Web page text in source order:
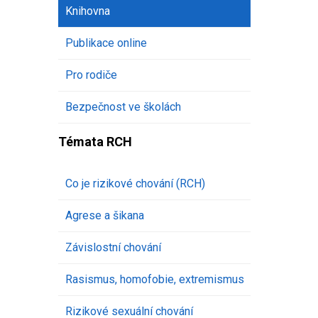
Knihovna
Publikace online
Pro rodiče
Bezpečnost ve školách
Témata RCH
Co je rizikové chování (RCH)
Agrese a šikana
Závislostní chování
Rasismus, homofobie, extremismus
Rizikové sexuální chování